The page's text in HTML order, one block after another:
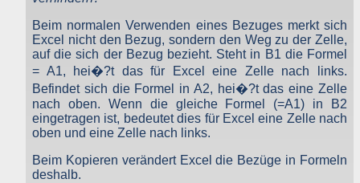
Tabellen einer MySQL-Datenbank also. Diese Daten bleiben nur
oder von Ihnen angegebene Empfänger, Partner, Mitarbeiter usw.
diese Daten verwenden können. Eine weitere Nutzung dieser
Daten durch den Websitebetreiber oder andere Personen erfolgt
Der Websitebetreiber nimmt Ihren Datenschutz sehr ernst und
behandelt Ihre personenbezogenen Daten vertraulich und
entsprechend der gesetzlichen Vorschriften. Da durch neue
Technologien und die ständige Weiterentwicklung dieser Webseite
Änderungen an dieser Datenschutzerklärung vorgenommen
Datenschutzerklärung in regelmäßigen Abständen wieder
durchzulesen.
Beim normalen Verwenden eines Bezuges merkt sich
Excel nicht den Bezug, sondern den Weg zu der Zelle,
auf die sich der Bezug bezieht. Steht in B1 die Formel
= A1, hei�?t das für Excel eine Zelle nach links.
Befindet sich die Formel in A2, hei�?t das eine Zelle
nach oben. Wenn die gleiche Formel (=A1) in B2
eingetragen ist, bedeutet dies für Excel eine Zelle nach
oben und eine Zelle nach links.
Beim Kopieren verändert Excel die Bezüge in Formeln
deshalb.